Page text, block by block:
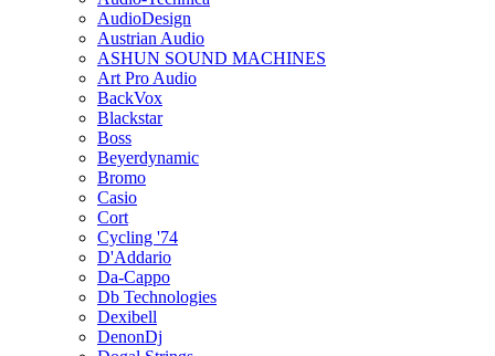
AudioDesign
Austrian Audio
ASHUN SOUND MACHINES
Art Pro Audio
BackVox
Blackstar
Boss
Beyerdynamic
Bromo
Casio
Cort
Cycling '74
D'Addario
Da-Cappo
Db Technologies
Dexibell
DenonDj